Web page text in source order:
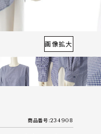
画像拡大
商品番号 234908